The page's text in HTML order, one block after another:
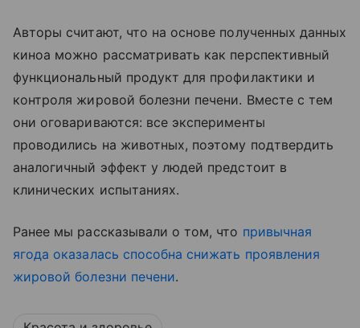
Авторы считают, что на основе полученных данных
киноа можно рассматривать как перспективный
функциональный продукт для профилактики и
контроля жировой болезни печени. Вместе с тем
они оговариваются: все эксперименты
проводились на животных, поэтому подтвердить
аналогичный эффект у людей предстоит в
клинических испытаниях.
Ранее мы рассказывали о том, что привычная
ягода оказалась способна снижать проявления
жировой болезни печени.